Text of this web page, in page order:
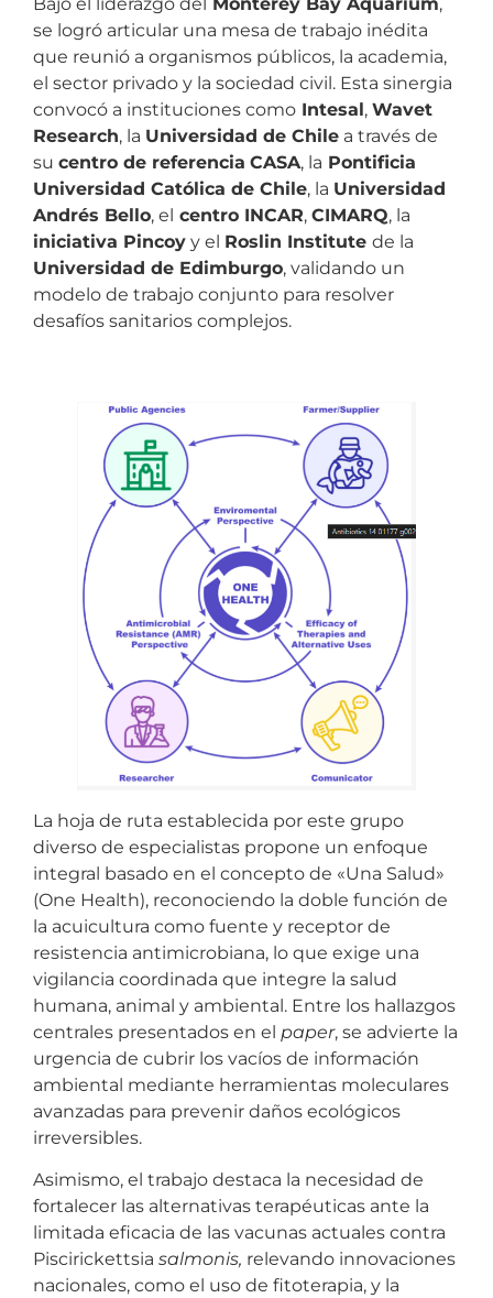
se logró articular una mesa de trabajo inédita
que reunió a organismos públicos, la academia,
el sector privado y la sociedad civil. Esta sinergia
convocó a instituciones como Intesal, Wavet
Research, la Universidad de Chile a través de
su centro de referencia CASA, la Pontificia
Universidad Católica de Chile, la Universidad
Andrés Bello, el centro INCAR, CIMARQ, la
iniciativa Pincoy y el Roslin Institute de la
Universidad de Edimburgo, validando un
modelo de trabajo conjunto para resolver
desafíos sanitarios complejos.
La hoja de ruta establecida por este grupo
diverso de especialistas propone un enfoque
integral basado en el concepto de «Una Salud»
(One Health), reconociendo la doble función de
la acuicultura como fuente y receptor de
resistencia antimicrobiana, lo que exige una
vigilancia coordinada que integre la salud
humana, animal y ambiental. Entre los hallazgos
centrales presentados en el paper, se advierte la
urgencia de cubrir los vacíos de información
ambiental mediante herramientas moleculares
avanzadas para prevenir daños ecológicos
irreversibles.
Asimismo, el trabajo destaca la necesidad de
fortalecer las alternativas terapéuticas ante la
limitada eficacia de las vacunas actuales contra
Piscirickettsia salmonis, relevando innovaciones
nacionales, como el uso de fitoterapia, y la